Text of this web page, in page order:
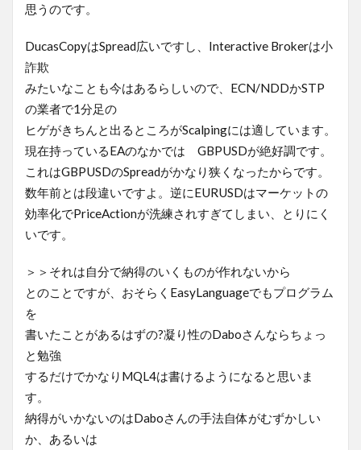
思うのです。
DucasCopyはSpread広いですし、Interactive Brokerは小
詐欺
みたいなことも今はあるらしいので、ECN/NDDかSTP
の業者で1分足の
ヒゲがきちんと出るところがScalpingには適しています。
現在持っているEAのなかでは GBPUSDが絶好調です。
これはGBPUSDのSpreadがかなり狭くなったからです。
数年前とは段違いですよ。逆にEURUSDはマーケットの
効率化でPriceActionが洗練されすぎてしまい、とりにく
いです。
＞＞それは自分で納得のいくものが作れないから
とのことですが、おそらくEasyLanguageでもプログラム
を
書いたことがあるはずの?凝り性のDaboさんならちょっ
と勉強
するだけでかなりMQL4は書けるようになると思いま
す。
納得がいかないのはDaboさんの手法自体がむずかしい
か、あるいは